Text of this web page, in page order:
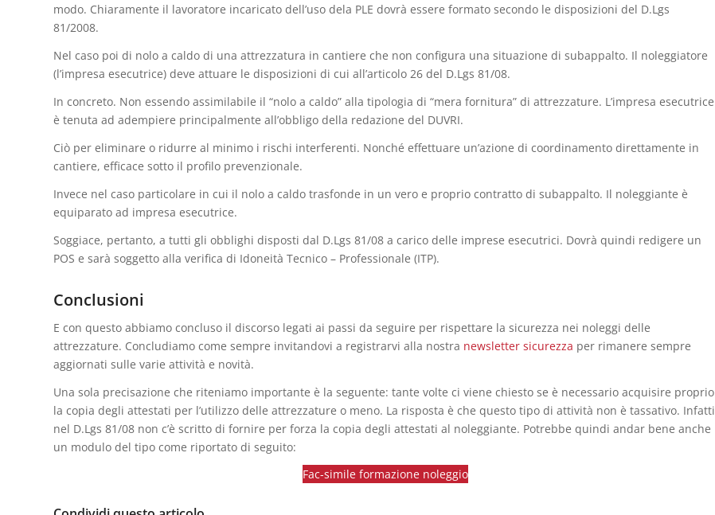
modo. Chiaramente il lavoratore incaricato dell’uso dela PLE dovrà essere formato secondo le disposizioni del D.Lgs
81/2008.
Nel caso poi di nolo a caldo di una attrezzatura in cantiere che non configura una situazione di subappalto. Il noleggiatore
(l’impresa esecutrice) deve attuare le disposizioni di cui all’articolo 26 del D.Lgs 81/08.
In concreto. Non essendo assimilabile il “nolo a caldo” alla tipologia di “mera fornitura” di attrezzature. L’impresa esecutrice
è tenuta ad adempiere principalmente all’obbligo della redazione del DUVRI.
Ciò per eliminare o ridurre al minimo i rischi interferenti. Nonché effettuare un’azione di coordinamento direttamente in
cantiere, efficace sotto il profilo prevenzionale.
Invece nel caso particolare in cui il nolo a caldo trasfonde in un vero e proprio contratto di subappalto. Il noleggiante è
equiparato ad impresa esecutrice.
Soggiace, pertanto, a tutti gli obblighi disposti dal D.Lgs 81/08 a carico delle imprese esecutrici. Dovrà quindi redigere un
POS e sarà soggetto alla verifica di Idoneità Tecnico – Professionale (ITP).
Conclusioni
E con questo abbiamo concluso il discorso legati ai passi da seguire per rispettare la sicurezza nei noleggi delle
attrezzature. Concludiamo come sempre invitandovi a registrarvi alla nostra newsletter sicurezza per rimanere sempre
aggiornati sulle varie attività e novità.
Una sola precisazione che riteniamo importante è la seguente: tante volte ci viene chiesto se è necessario acquisire proprio
la copia degli attestati per l’utilizzo delle attrezzature o meno. La risposta è che questo tipo di attività non è tassativo. Infatti
nel D.Lgs 81/08 non c’è scritto di fornire per forza la copia degli attestati al noleggiante. Potrebbe quindi andar bene anche
un modulo del tipo come riportato di seguito:
Fac-simile formazione noleggio